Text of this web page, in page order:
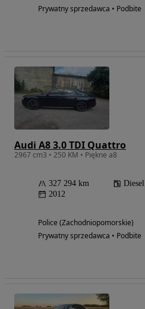
Prywatny sprzedawca • Podbite
Audi A8 3.0 TDI Quattro
2967 cm3 • 250 KM • Piękne a8
327 294 km Diesel
2012
Police (Zachodniopomorskie)
Prywatny sprzedawca • Podbite